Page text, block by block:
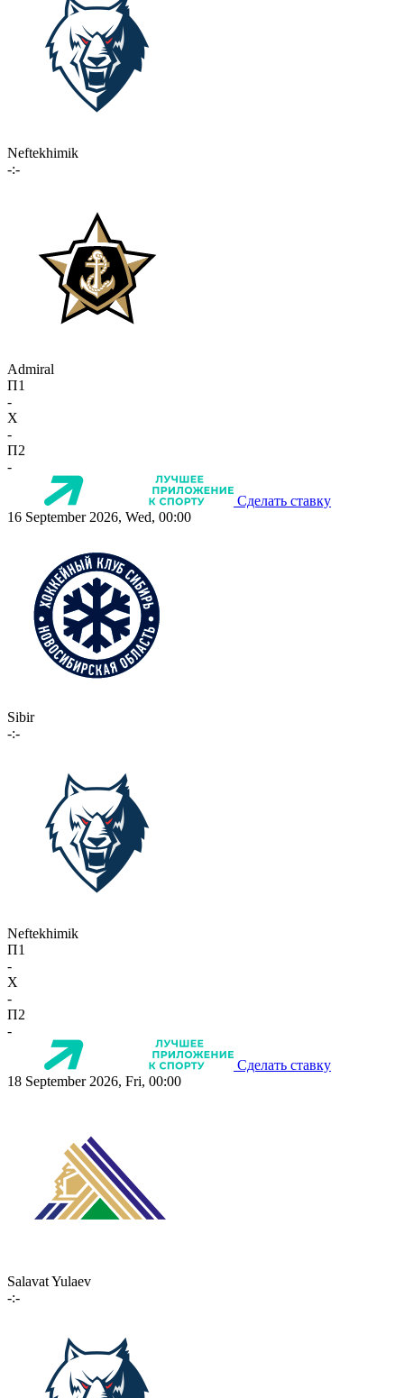
Neftekhimik
-:-
Admiral
П1
-
X
-
П2
-
Сделать ставку
16 September 2026, Wed, 00:00
Sibir
-:-
Neftekhimik
П1
-
X
-
П2
-
Сделать ставку
18 September 2026, Fri, 00:00
Salavat Yulaev
-:-